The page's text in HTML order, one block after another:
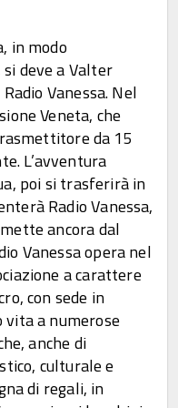
in modo
deve a Valter
Vanessa. Nel
Veneta, che
da 15
L’avventura
poi si trasferirà in
Radio Vanessa,
ancora dal
Vanessa opera nel
a carattere
con sede in
vita a numerose
anche di
culturale e
di regali, in